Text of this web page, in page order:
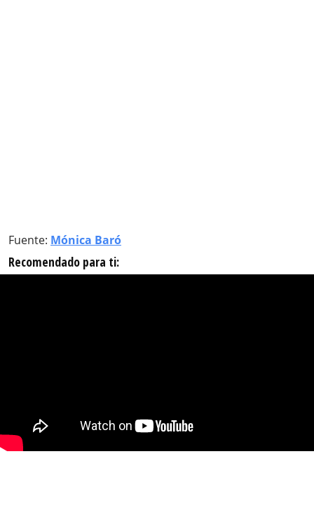
Fuente: Mónica Baró
Recomendado para ti: